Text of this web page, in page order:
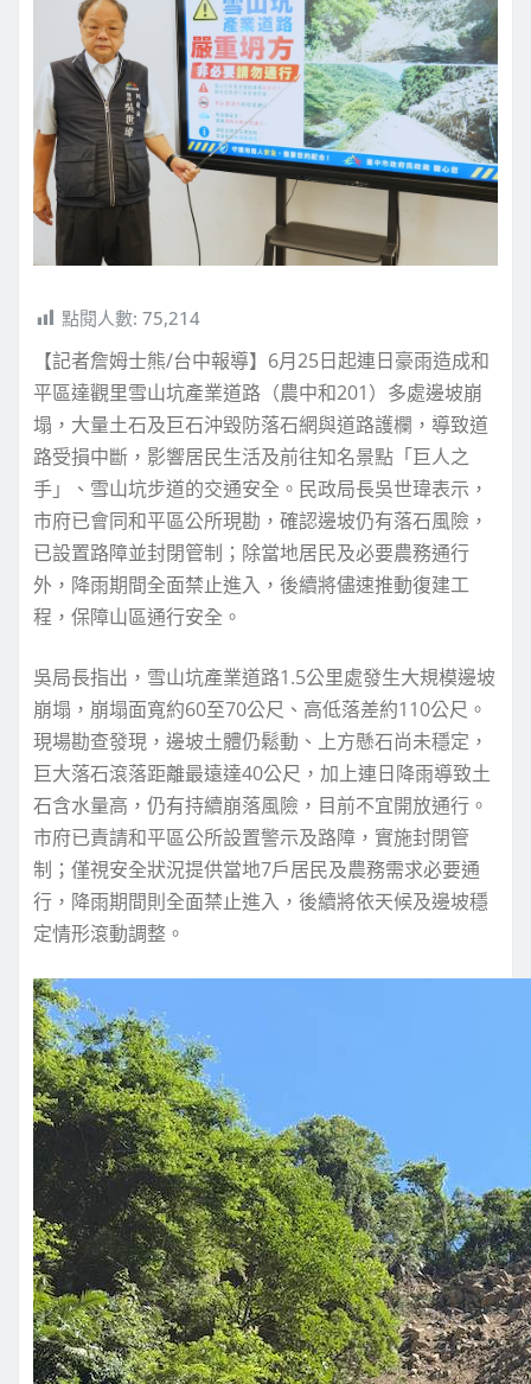
點閱人數: 75,214
【記者詹姆士熊/台中報導】6月25日起連日豪雨造成和
平區達觀里雪山坑產業道路（農中和201）多處邊坡崩
塌，大量土石及巨石沖毀防落石網與道路護欄，導致道
路受損中斷，影響居民生活及前往知名景點「巨人之
手」、雪山坑步道的交通安全。民政局長吳世瑋表示，
市府已會同和平區公所現勘，確認邊坡仍有落石風險，
已設置路障並封閉管制；除當地居民及必要農務通行
外，降雨期間全面禁止進入，後續將儘速推動復建工
程，保障山區通行安全。
吳局長指出，雪山坑產業道路1.5公里處發生大規模邊坡
崩塌，崩塌面寬約60至70公尺、高低落差約110公尺。
現場勘查發現，邊坡土體仍鬆動、上方懸石尚未穩定，
巨大落石滾落距離最遠達40公尺，加上連日降雨導致土
石含水量高，仍有持續崩落風險，目前不宜開放通行。
市府已責請和平區公所設置警示及路障，實施封閉管
制；僅視安全狀況提供當地7戶居民及農務需求必要通
行，降雨期間則全面禁止進入，後續將依天候及邊坡穩
定情形滾動調整。